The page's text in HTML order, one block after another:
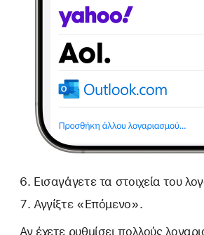
Εισαγάγετε τα στοιχεία του
Αγγίξτε «Επόμενο».
Αν έχετε ρυθμίσει πολλούς